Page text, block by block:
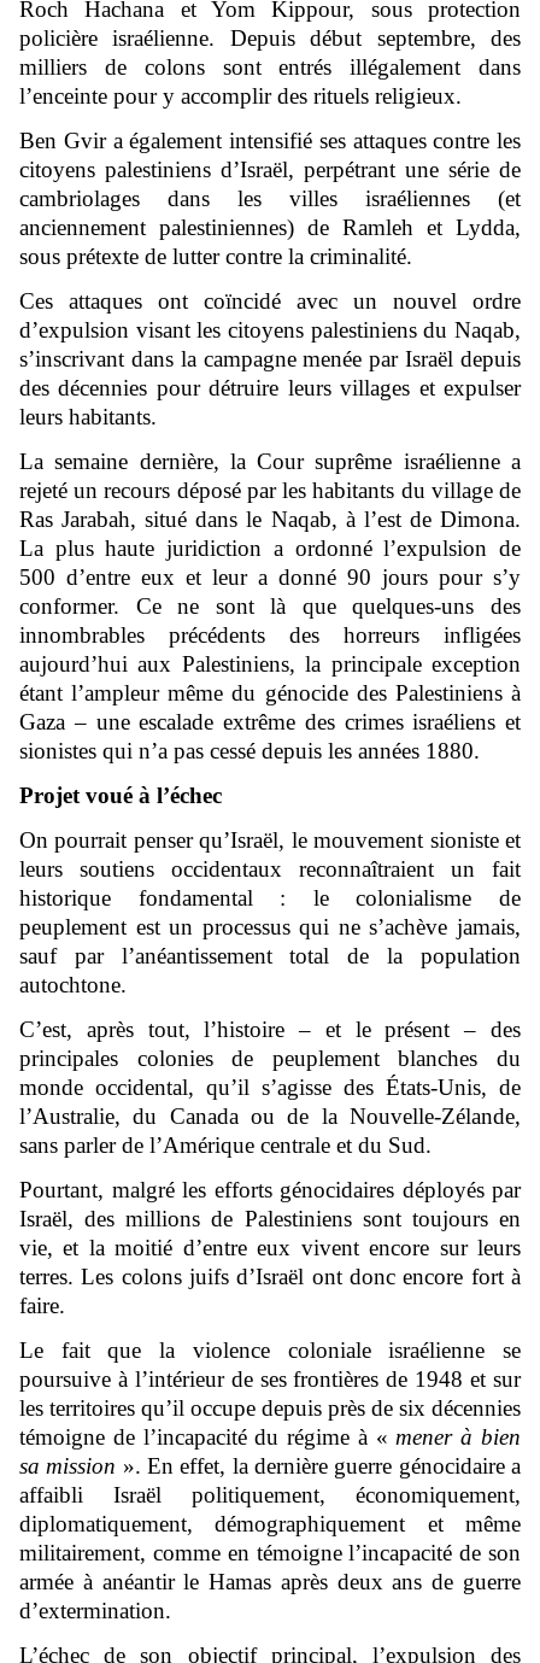
Roch Hachana et Yom Kippour, sous protection
policière israélienne. Depuis début septembre, des
milliers de colons sont entrés illégalement dans
l’enceinte pour y accomplir des rituels religieux.
Ben Gvir a également intensifié ses attaques contre les
citoyens palestiniens d’Israël, perpétrant une série de
cambriolages dans les villes israéliennes (et
anciennement palestiniennes) de Ramleh et Lydda,
sous prétexte de lutter contre la criminalité.
Ces attaques ont coïncidé avec un nouvel ordre
d’expulsion visant les citoyens palestiniens du Naqab,
s’inscrivant dans la campagne menée par Israël depuis
des décennies pour détruire leurs villages et expulser
leurs habitants.
La semaine dernière, la Cour suprême israélienne a
rejeté un recours déposé par les habitants du village de
Ras Jarabah, situé dans le Naqab, à l’est de Dimona.
La plus haute juridiction a ordonné l’expulsion de
500 d’entre eux et leur a donné 90 jours pour s’y
conformer. Ce ne sont là que quelques-uns des
innombrables précédents des horreurs infligées
aujourd’hui aux Palestiniens, la principale exception
étant l’ampleur même du génocide des Palestiniens à
Gaza – une escalade extrême des crimes israéliens et
sionistes qui n’a pas cessé depuis les années 1880.
Projet voué à l’échec
On pourrait penser qu’Israël, le mouvement sioniste et
leurs soutiens occidentaux reconnaîtraient un fait
historique fondamental : le colonialisme de
peuplement est un processus qui ne s’achève jamais,
sauf par l’anéantissement total de la population
autochtone.
C’est, après tout, l’histoire – et le présent – ​​des
principales colonies de peuplement blanches du
monde occidental, qu’il s’agisse des États-Unis, de
l’Australie, du Canada ou de la Nouvelle-Zélande,
sans parler de l’Amérique centrale et du Sud.
Pourtant, malgré les efforts génocidaires déployés par
Israël, des millions de Palestiniens sont toujours en
vie, et la moitié d’entre eux vivent encore sur leurs
terres. Les colons juifs d’Israël ont donc encore fort à
faire.
Le fait que la violence coloniale israélienne se
poursuive à l’intérieur de ses frontières de 1948 et sur
les territoires qu’il occupe depuis près de six décennies
témoigne de l’incapacité du régime à « mener à bien
sa mission ». En effet, la dernière guerre génocidaire a
affaibli Israël politiquement, économiquement,
diplomatiquement, démographiquement et même
militairement, comme en témoigne l’incapacité de son
armée à anéantir le Hamas après deux ans de guerre
d’extermination.
L’échec de son objectif principal, l’expulsion des